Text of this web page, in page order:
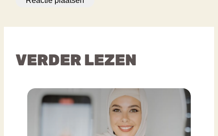
VERDER LEZEN